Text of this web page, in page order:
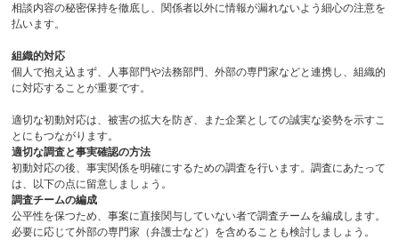
相談内容の秘密保持を徹底し、関係者以外に情報が漏れないよう細心の注意を
払います。
組織的対応
個人で抱え込まず、人事部門や法務部門、外部の専門家などと連携し、組織的
に対応することが重要です。
適切な初動対応は、被害の拡大を防ぎ、また企業としての誠実な姿勢を示すこ
とにもつながります。
適切な調査と事実確認の方法
初動対応の後、事実関係を明確にするための調査を行います。調査にあたって
は、以下の点に留意しましょう。
調査チームの編成
公平性を保つため、事案に直接関与していない者で調査チームを編成します。
必要に応じて外部の専門家（弁護士など）を含めることも検討しましょう。